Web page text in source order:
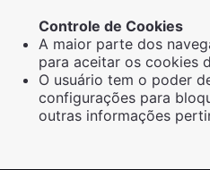
Controle de Cookies
A maior parte dos
para aceitar os cookies
O usuário tem o poder
configurações para
outras informações